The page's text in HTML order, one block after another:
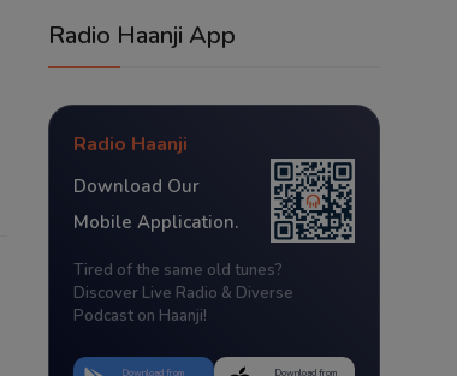
Radio Haanji App
Radio Haanji
Download Our
Mobile Application.
Tired of the same old tunes?
Discover Live Radio & Diverse
Podcast on Haanji!
Download from Download from